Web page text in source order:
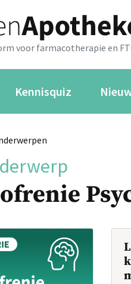
voor farmacotherapie en
Kennisquiz